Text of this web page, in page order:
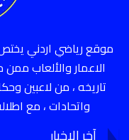
موقع رياضي اردني
تاريخه ، من لاعبين
واتحادات ، مع